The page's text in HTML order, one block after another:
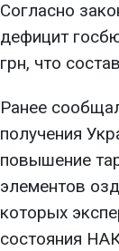
Согласно
дефицит
грн, что
Ранее
получения
повышение
элементов
которых
состояния